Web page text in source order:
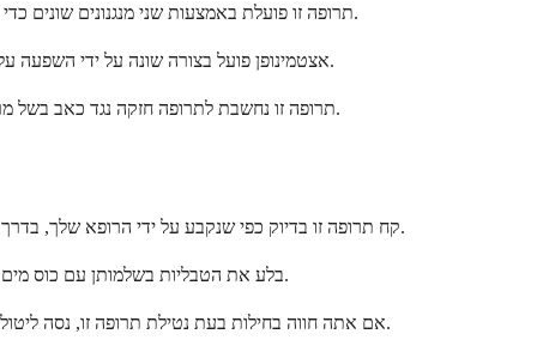
תרופה זו פועלת באמצעות שני מנגנונים שונים כדי לספק הקלה בכאב. בנזהידרוקודון הופך להידרוקודון בגופך, אשר לאחר מכן נקשר לקולטני אופיואידים במוח ובחוט השדרה שלך כדי להפחית אותות כאב.
אצטמינופן פועל בצורה שונה על ידי השפעה על האופן שבו המוח שלך מעבד אותות כאב ועוזר להפחית דלקת. בשילוב, שני המרכיבים הללו מספקים הקלה מקיפה יותר בכאב מאשר כל אחד מהם לבדו.
תרופה זו נחשבת לתרופה חזקה נגד כאב בשל מרכיב האופיואיד שלה. ההשפעות מתחילות בדרך כלל תוך 30 עד 60 דקות לאחר נטילתה ויכולות להימשך מספר שעות, תלוי בתגובה האישית שלך ובמינון.
קח תרופה זו בדיוק כפי שנקבע על ידי הרופא שלך, בדרך כלל כל 4 עד 6 שעות לפי הצורך לכאב. אתה יכול לקחת את זה עם או בלי אוכל, אבל נטילת זה עם אוכל או חלב עשויה לעזור להפחית את קלקול הקיבה.
בלע את הטבליות בשלמותן עם כוס מים מלאה. אל תמעך, תלעס או תשבור את הטבליות, מכיוון שזה יכול להשפיע על האופן שבו התרופה משתחררת בגופך ועלול לגרום לתופעות לוואי מסוכנות.
אם אתה חווה בחילות בעת נטילת תרופה זו, נסה ליטול אותה עם חטיף קטן או ארוחה. שמירה על לחות והימנעות מאלכוהול יכולה גם לעזור למזער תופעות לוואי ולשפר את ההרגשה שלך בזמן נטילת תרופה זו.